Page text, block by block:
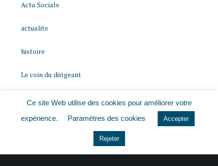
Actu Sociale
actualite
histoire
Le coin du dirigeant
Non classé
quizz
Ce site Web utilise des cookies pour améliorer votre
expérience.
Paramètres des cookies Accepter
Rejeter